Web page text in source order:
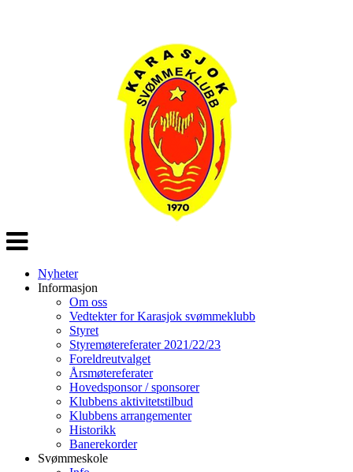
Veksle
navigasjon
Nyheter
Informasjon
Om oss
Vedtekter for Karasjok svømmeklubb
Styret
Styremøtereferater 2021/22/23
Foreldreutvalget
Årsmøtereferater
Hovedsponsor / sponsorer
Klubbens aktivitetstilbud
Klubbens arrangementer
Historikk
Banerekorder
Svømmeskole